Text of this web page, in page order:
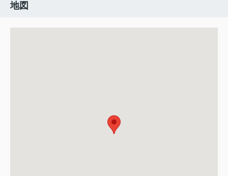
地図